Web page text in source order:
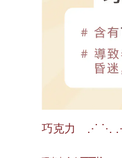
巧克力 ⋰ ⋱